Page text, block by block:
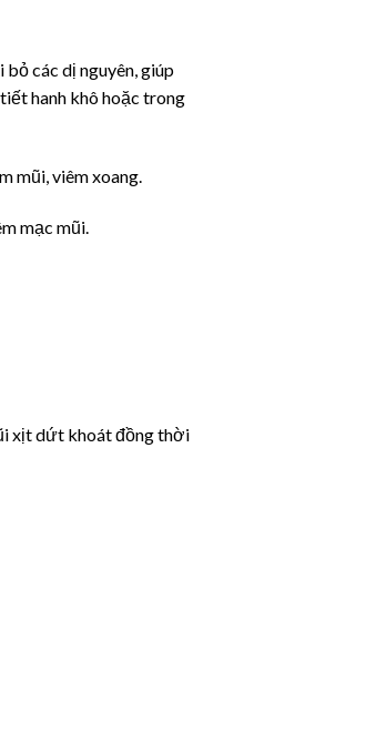
các dị nguyên, giúp
hanh khô hoặc trong
mũi, viêm xoang.
mạc mũi.
xịt dứt khoát đồng thời